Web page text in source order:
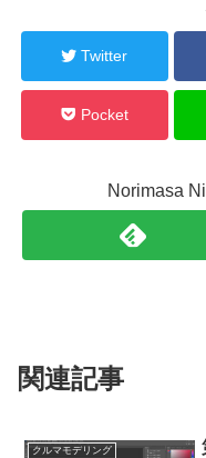
Twitter
Pocket
Norimasa
関連記事
クルマモデリング